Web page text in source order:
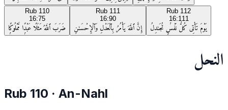
Rub 110
16:75
ضَرَبَ ٱللَّهُ مَثَلًا عَبْدًۭا مَّمْلُوكًۭا
Rub 111
16:90
إِنَّ ٱللَّهَ يَأْمُرُ بِٱلْعَدْلِ وَٱلْإِحْسَـٰنِ
Rub 112
16:111
يَوْمَ تَأْتِى كُلُّ نَفْسٍۢ تُجَـٰدِلُ
النحل
Rub 110 · An-Nahl